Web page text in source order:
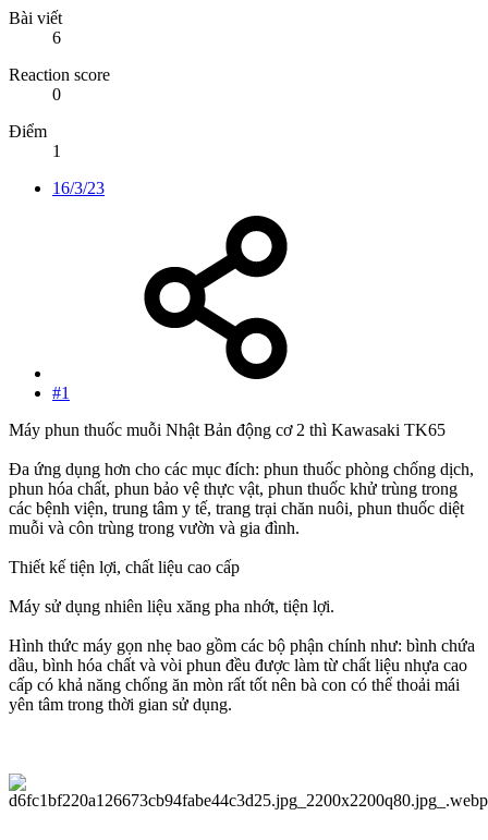
Bài viết
6
Reaction score
0
Điểm
1
16/3/23
#1
Máy phun thuốc muỗi Nhật Bản động cơ 2 thì Kawasaki TK65
Đa ứng dụng hơn cho các mục đích: phun thuốc phòng chống dịch,
phun hóa chất, phun bảo vệ thực vật, phun thuốc khử trùng trong
các bệnh viện, trung tâm y tế, trang trại chăn nuôi, phun thuốc diệt
muỗi và côn trùng trong vườn và gia đình.
Thiết kế tiện lợi, chất liệu cao cấp
Máy sử dụng nhiên liệu xăng pha nhớt, tiện lợi.
Hình thức máy gọn nhẹ bao gồm các bộ phận chính như: bình chứa
dầu, bình hóa chất và vòi phun đều được làm từ chất liệu nhựa cao
cấp có khả năng chống ăn mòn rất tốt nên bà con có thể thoải mái
yên tâm trong thời gian sử dụng.